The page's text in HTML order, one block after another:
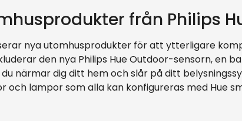
från Philips
nya utomhusprodukter för att ytterligare
den nya Philips Hue Outdoor-sensorn, en
närmar dig ditt hem och slår på ditt
och lampor som alla kan konfigureras med Hue